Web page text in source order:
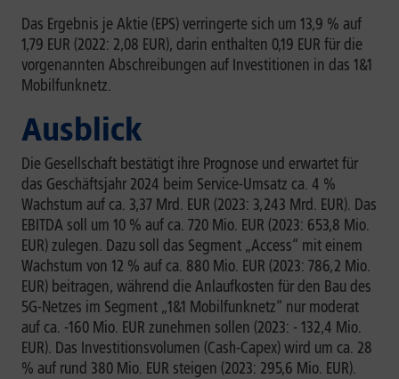
Das Ergebnis je Aktie (EPS) verringerte sich um 13,9 % auf
1,79 EUR (2022: 2,08 EUR), darin enthalten 0,19 EUR für die
vorgenannten Abschreibungen auf Investitionen in das 1&1
Mobilfunknetz.
Ausblick
Die Gesellschaft bestätigt ihre Prognose und erwartet für
das Geschäftsjahr 2024 beim Service-Umsatz ca. 4 %
Wachstum auf ca. 3,37 Mrd. EUR (2023: 3,243 Mrd. EUR). Das
EBITDA soll um 10 % auf ca. 720 Mio. EUR (2023: 653,8 Mio.
EUR) zulegen. Dazu soll das Segment „Access“ mit einem
Wachstum von 12 % auf ca. 880 Mio. EUR (2023: 786,2 Mio.
EUR) beitragen, während die Anlaufkosten für den Bau des
5G-Netzes im Segment „1&1 Mobilfunknetz“ nur moderat
auf ca. -160 Mio. EUR zunehmen sollen (2023: - 132,4 Mio.
EUR). Das Investitionsvolumen (Cash-Capex) wird um ca. 28
% auf rund 380 Mio. EUR steigen (2023: 295,6 Mio. EUR).